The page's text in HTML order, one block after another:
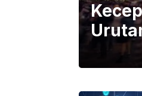
Internet